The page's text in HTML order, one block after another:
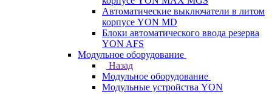
Автоматические выключатели в литом
корпусе YON MD
Блоки автоматического ввода резерва
YON AFS
Модульное оборудование
Назад
Модульное оборудование
Модульные устройства YON